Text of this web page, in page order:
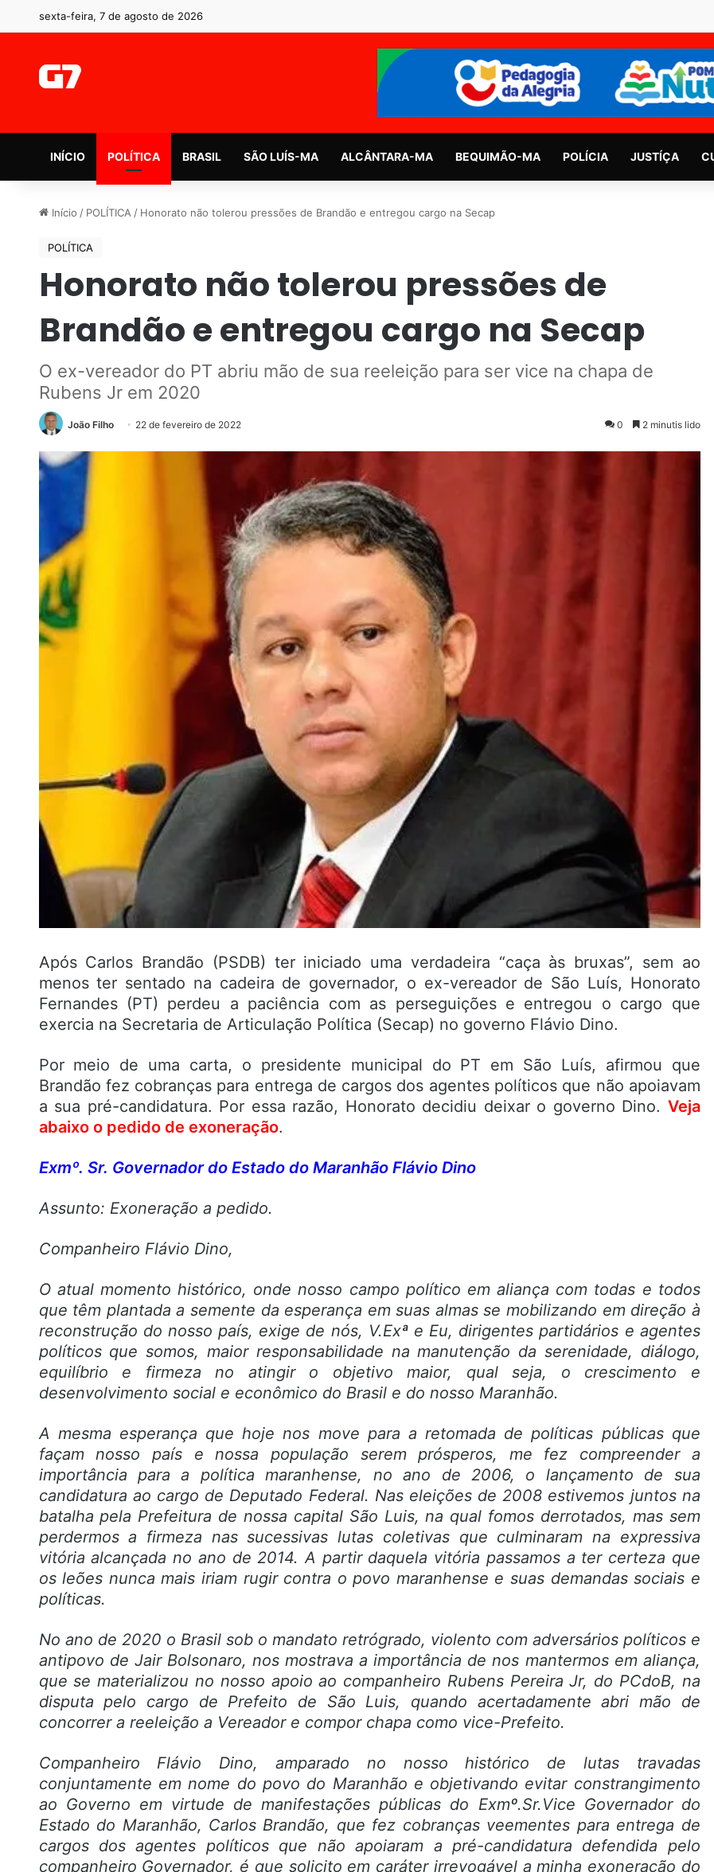
sexta-feira, 7 de agosto de 2026
INÍCIO POLÍTICA BRASIL SÃO LUÍS-MA ALCÂNTARA-MA BEQUIMÃO-MA POLÍCIA JUSTÍÇA
Início / POLÍTICA / Honorato não tolerou pressões de Brandão e entregou cargo na Secap
POLÍTICA
Honorato não tolerou pressões de
Brandão e entregou cargo na Secap
O ex-vereador do PT abriu mão de sua reeleição para ser vice na chapa de
Rubens Jr em 2020
João Filho 22 de fevereiro de 2022 0 2 minutis lido
Após Carlos Brandão (PSDB) ter iniciado uma verdadeira “caça às bruxas”, sem ao
menos ter sentado na cadeira de governador, o ex-vereador de São Luís, Honorato
Fernandes (PT) perdeu a paciência com as perseguições e entregou o cargo que
exercia na Secretaria de Articulação Política (Secap) no governo Flávio Dino.
Por meio de uma carta, o presidente municipal do PT em São Luís, afirmou que
Brandão fez cobranças para entrega de cargos dos agentes políticos que não apoiavam
a sua pré-candidatura. Por essa razão, Honorato decidiu deixar o governo Dino. Veja
abaixo o pedido de exoneração.
Exmº. Sr. Governador do Estado do Maranhão Flávio Dino
Assunto: Exoneração a pedido.
Companheiro Flávio Dino,
O atual momento histórico, onde nosso campo político em aliança com todas e todos
que têm plantada a semente da esperança em suas almas se mobilizando em direção à
reconstrução do nosso país, exige de nós, V.Exª e Eu, dirigentes partidários e agentes
políticos que somos, maior responsabilidade na manutenção da serenidade, diálogo,
equilíbrio e firmeza no atingir o objetivo maior, qual seja, o crescimento e
desenvolvimento social e econômico do Brasil e do nosso Maranhão.
A mesma esperança que hoje nos move para a retomada de políticas públicas que
façam nosso país e nossa população serem prósperos, me fez compreender a
importância para a política maranhense, no ano de 2006, o lançamento de sua
candidatura ao cargo de Deputado Federal. Nas eleições de 2008 estivemos juntos na
batalha pela Prefeitura de nossa capital São Luis, na qual fomos derrotados, mas sem
perdermos a firmeza nas sucessivas lutas coletivas que culminaram na expressiva
vitória alcançada no ano de 2014. A partir daquela vitória passamos a ter certeza que
os leões nunca mais iriam rugir contra o povo maranhense e suas demandas sociais e
políticas.
No ano de 2020 o Brasil sob o mandato retrógrado, violento com adversários políticos e
antipovo de Jair Bolsonaro, nos mostrava a importância de nos mantermos em aliança,
que se materializou no nosso apoio ao companheiro Rubens Pereira Jr, do PCdoB, na
disputa pelo cargo de Prefeito de São Luis, quando acertadamente abri mão de
concorrer a reeleição a Vereador e compor chapa como vice-Prefeito.
Companheiro Flávio Dino, amparado no nosso histórico de lutas travadas
conjuntamente em nome do povo do Maranhão e objetivando evitar constrangimento
ao Governo em virtude de manifestações públicas do Exmº.Sr.Vice Governador do
Estado do Maranhão, Carlos Brandão, que fez cobranças veementes para entrega de
cargos dos agentes políticos que não apoiaram a pré-candidatura defendida pelo
companheiro Governador, é que solicito em caráter irrevogável a minha exoneração do